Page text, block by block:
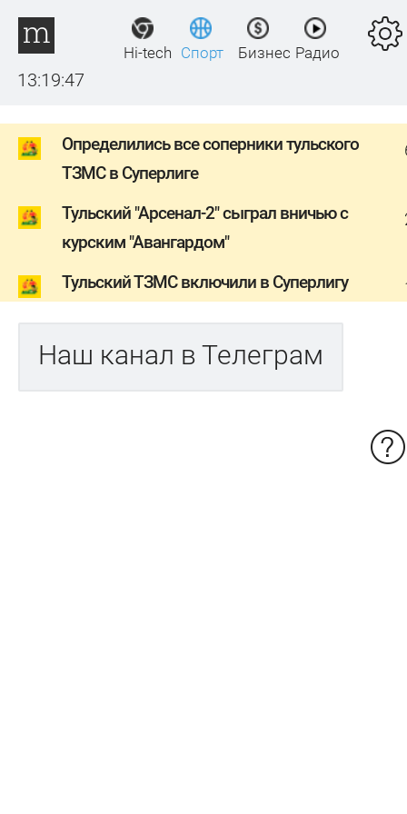
13:19:47
Hi-tech Спорт Бизнес Радио
Определились все соперники тульского
ТЗМС в Суперлиге
Тульский "Арсенал-2" сыграл вничью с
курским "Авангардом"
Тульский ТЗМС включили в Суперлигу
Наш канал в Телеграм